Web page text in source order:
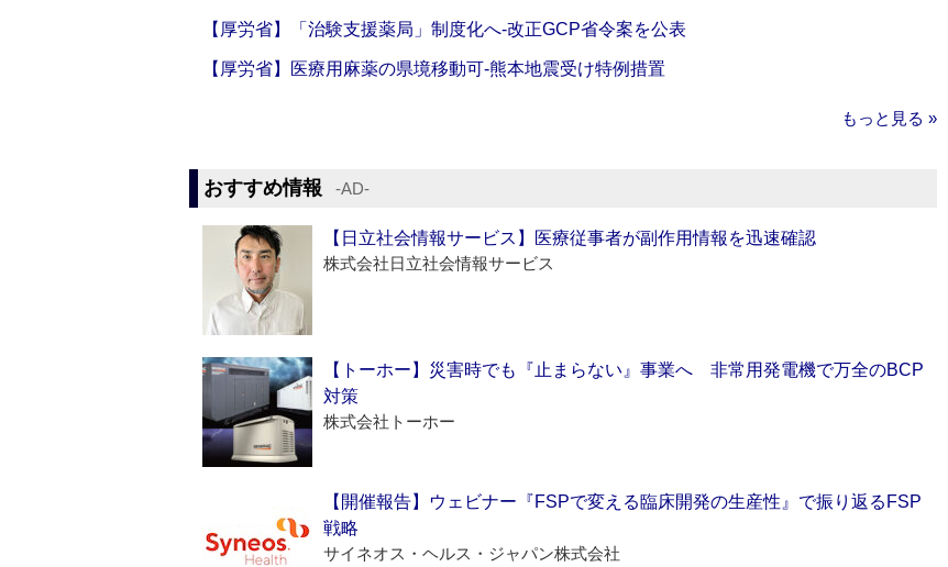
【厚労省】「治験支援薬局」制度化へ‐改正GCP省令案を公表
【厚労省】医療用麻薬の県境移動可‐熊本地震受け特例措置
もっと見る »
おすすめ情報 ‐AD‐
【日立社会情報サービス】医療従事者が副作用情報を迅速確認
株式会社日立社会情報サービス
【トーホー】災害時でも『止まらない』事業へ 非常用発電機で万全のBCP
対策
株式会社トーホー
【開催報告】ウェビナー『FSPで変える臨床開発の生産性』で振り返るFSP
戦略
サイネオス・ヘルス・ジャパン株式会社